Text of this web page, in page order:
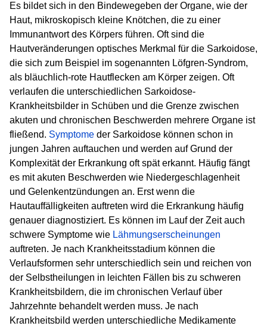
Es bildet sich in den Bindewegeben der Organe, wie der
Haut, mikroskopisch kleine Knötchen, die zu einer
Immunantwort des Körpers führen. Oft sind die
Hautveränderungen optisches Merkmal für die Sarkoidose,
die sich zum Beispiel im sogenannten Löfgren-Syndrom,
als bläuchlich-rote Hautflecken am Körper zeigen. Oft
verlaufen die unterschiedlichen Sarkoidose-
Krankheitsbilder in Schüben und die Grenze zwischen
akuten und chronischen Beschwerden mehrere Organe ist
fließend. Symptome der Sarkoidose können schon in
jungen Jahren auftauchen und werden auf Grund der
Komplexität der Erkrankung oft spät erkannt. Häufig fängt
es mit akuten Beschwerden wie Niedergeschlagenheit
und Gelenkentzündungen an. Erst wenn die
Hautauffälligkeiten auftreten wird die Erkrankung häufig
genauer diagnostiziert. Es können im Lauf der Zeit auch
schwere Symptome wie Lähmungserscheinungen
auftreten. Je nach Krankheitsstadium können die
Verlaufsformen sehr unterschiedlich sein und reichen von
der Selbstheilungen in leichten Fällen bis zu schweren
Krankheitsbildern, die im chronischen Verlauf über
Jahrzehnte behandelt werden muss. Je nach
Krankheitsbild werden unterschiedliche Medikamente